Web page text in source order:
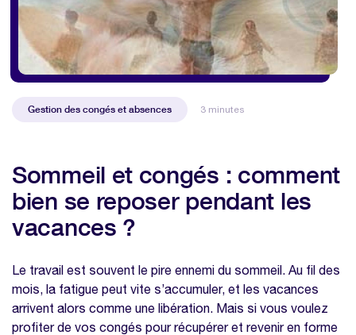
Gestion des congés et absences 3 minutes
Sommeil et congés : comment
bien se reposer pendant les
vacances ?
Le travail est souvent le pire ennemi du sommeil. Au fil des
mois, la fatigue peut vite s’accumuler, et les vacances
arrivent alors comme une libération. Mais si vous voulez
profiter de vos congés pour récupérer et revenir en forme